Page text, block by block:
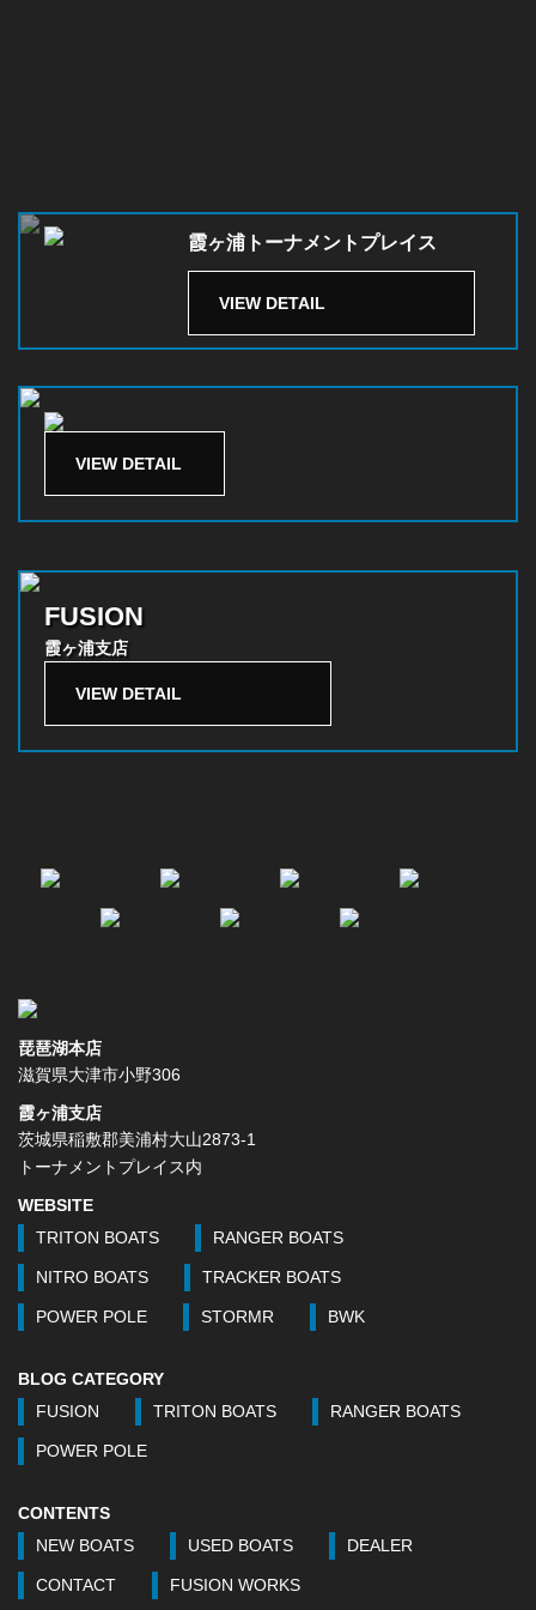
霞ヶ浦トーナメントプレイス
VIEW DETAIL
VIEW DETAIL
FUSION
霞ヶ浦支店
VIEW DETAIL
琵琶湖本店
滋賀県大津市小野306
霞ヶ浦支店
茨城県稲敷郡美浦村大山2873-1
トーナメントプレイス内
WEBSITE
TRITON BOATS
RANGER BOATS
NITRO BOATS TRACKER BOATS
POWER POLE STORMR BWK
BLOG CATEGORY
FUSION
TRITON BOATS RANGER BOATS
POWER POLE
CONTENTS
NEW BOATS
USED BOATS DEALER
CONTACT FUSION WORKS